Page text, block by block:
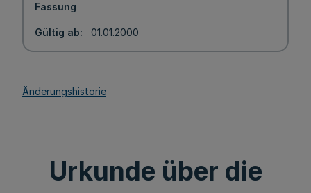
Fassung
Gültig ab 01.01.2000
Änderungshistorie
Urkunde über die